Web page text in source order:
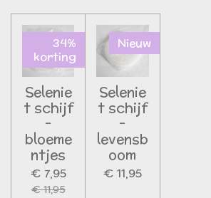
34%
korting
Selenie
t schijf
-
bloeme
ntjes
€ 7,95
€ 11,95
Nieuw
Selenie
t schijf
-
levensb
oom
€ 11,95